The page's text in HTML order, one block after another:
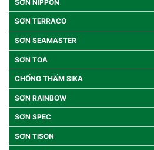
SƠN NIPPON
SƠN TERRACO
SƠN SEAMASTER
SƠN TOA
CHỐNG THẤM SIKA
SƠN RAINBOW
SƠN SPEC
SƠN TISON